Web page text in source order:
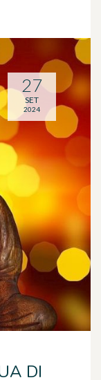
DI
27
SET
2024